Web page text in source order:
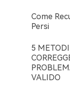
Come
Persi
5
VALIDO